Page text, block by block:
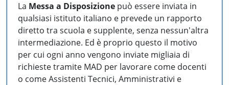
La Messa a Disposizione può essere inviata in
qualsiasi istituto italiano e prevede un rapporto
diretto tra scuola e supplente, senza nessun'altra
intermediazione. Ed è proprio questo il motivo
per cui ogni anno vengono inviate migliaia di
richieste tramite MAD per lavorare come docenti
o come Assistenti Tecnici, Amministrativi e